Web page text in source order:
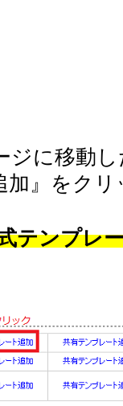
ジに移動
加』をク
テンプレ